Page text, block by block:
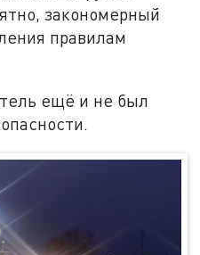
закономерный
правилам
ещё и не был